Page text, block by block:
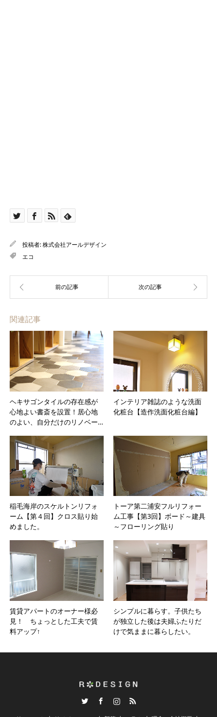
投稿者:株式会社アールデザイン
エコ
関連記事
ヘキサゴンタイルの存在感が
心地よい書斎を設置！居心地
のよい、自分だけのリノベー…
インテリア雑誌のような洗面
化粧台【造作洗面化粧台編】
稲毛海岸のスケルトンリフォ
ーム【第４回】クロス貼り始
めました。
トーア第二浦安フルリフォー
ム工事【第3回】ボード～建具
～フローリング貼り
賃貸アパートのオーナー様必
見！ ちょっとした工夫で賃
料アップ↑
シンプルに暮らす。子供たち
が独立した後は夫婦ふたりだ
けで気ままに暮らしたい。
InstagramRSS